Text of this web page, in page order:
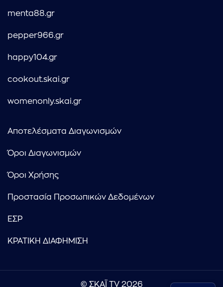
menta88.gr
pepper966.gr
happy104.gr
cookout.skai.gr
womenonly.skai.gr
Αποτελέσματα Διαγωνισμών
Όροι Διαγωνισμών
Όροι Χρήσης
Προστασία Προσωπικών Δεδομένων
ΕΣΡ
ΚΡΑΤΙΚΗ ΔΙΑΦΗΜΙΣΗ
© ΣΚΑΪ TV 2026